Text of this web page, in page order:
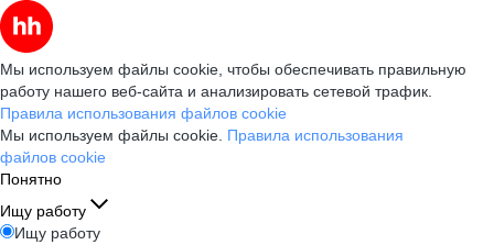
Мы используем файлы cookie, чтобы обеспечивать правильную
работу нашего веб-сайта и анализировать сетевой трафик.
Правила использования файлов cookie
Мы используем файлы cookie. Правила использования
файлов cookie
Понятно
Ищу работу
Ищу работу